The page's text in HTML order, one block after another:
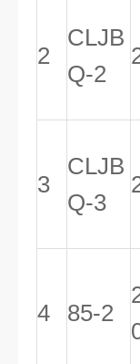
2
CLJB
Q-2
3
CLJB
Q-3
4 85-2